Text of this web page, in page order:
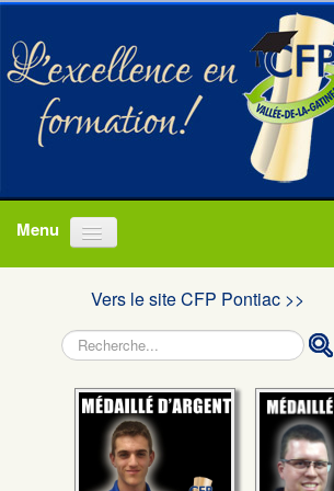
Programmes
Actualités
Nous joindre
Vers le site CFP Pontiac >>
Rechercher